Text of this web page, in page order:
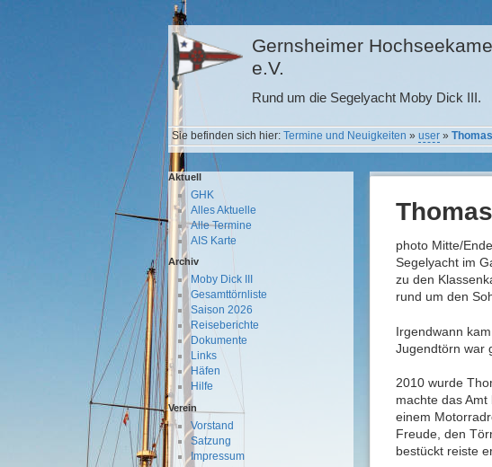
Gernsheimer
e.V.
Rund um die Segelyacht Moby Dick III.
Sie befinden sich hier:Termine und Neuigkeiten »user »
Aktuell
GHK
Alles Aktuelle
Alle Termine
AIS Karte
Archiv
Moby Dick III
Gesamttörnliste
Saison 2026
Reiseberichte
Dokumente
Links
Häfen
Hilfe
Verein
Vorstand
Satzung
Impressum
photo Mitte/
Segelyacht im
zu den
rund um den
Irgendwann
Jugendtörn war
2010 wurde
machte das
einem
Freude, den
bestückt reiste